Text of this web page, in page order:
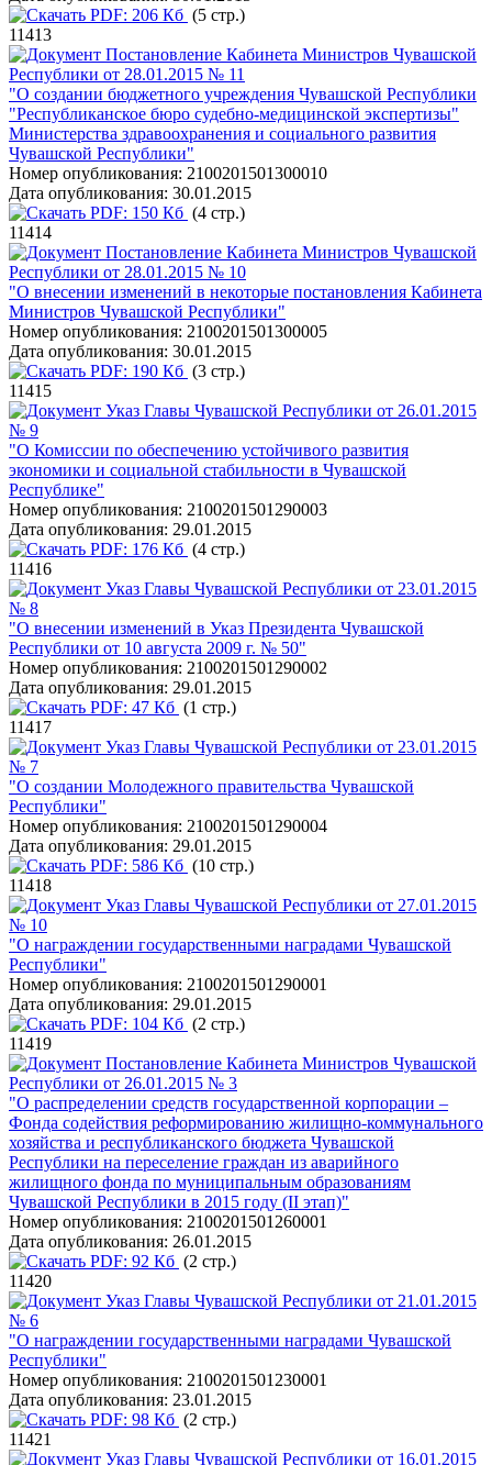
PDF: 206 Кб (5 стр.)
11413
Постановление Кабинета Министров Чувашской
Республики от 28.01.2015 № 11
"О создании бюджетного учреждения Чувашской Республики
"Республиканское бюро судебно-медицинской экспертизы"
Министерства здравоохранения и социального развития
Чувашской Республики"
Номер опубликования: 2100201501300010
Дата опубликования: 30.01.2015
PDF: 150 Кб (4 стр.)
11414
Постановление Кабинета Министров Чувашской
Республики от 28.01.2015 № 10
"О внесении изменений в некоторые постановления Кабинета
Министров Чувашской Республики"
Номер опубликования: 2100201501300005
Дата опубликования: 30.01.2015
PDF: 190 Кб (3 стр.)
11415
Указ Главы Чувашской Республики от 26.01.2015
№ 9
"О Комиссии по обеспечению устойчивого развития
экономики и социальной стабильности в Чувашской
Республике"
Номер опубликования: 2100201501290003
Дата опубликования: 29.01.2015
PDF: 176 Кб (4 стр.)
11416
Указ Главы Чувашской Республики от 23.01.2015
№ 8
"О внесении изменений в Указ Президента Чувашской
Республики от 10 августа 2009 г. № 50"
Номер опубликования: 2100201501290002
Дата опубликования: 29.01.2015
PDF: 47 Кб (1 стр.)
11417
Указ Главы Чувашской Республики от 23.01.2015
№ 7
"О создании Молодежного правительства Чувашской
Республики"
Номер опубликования: 2100201501290004
Дата опубликования: 29.01.2015
PDF: 586 Кб (10 стр.)
11418
Указ Главы Чувашской Республики от 27.01.2015
№ 10
"О награждении государственными наградами Чувашской
Республики"
Номер опубликования: 2100201501290001
Дата опубликования: 29.01.2015
PDF: 104 Кб (2 стр.)
11419
Постановление Кабинета Министров Чувашской
Республики от 26.01.2015 № 3
"О распределении средств государственной корпорации –
Фонда содействия реформированию жилищно-коммунального
хозяйства и республиканского бюджета Чувашской
Республики на переселение граждан из аварийного
жилищного фонда по муниципальным образованиям
Чувашской Республики в 2015 году (II этап)"
Номер опубликования: 2100201501260001
Дата опубликования: 26.01.2015
PDF: 92 Кб (2 стр.)
11420
Указ Главы Чувашской Республики от 21.01.2015
№ 6
"О награждении государственными наградами Чувашской
Республики"
Номер опубликования: 2100201501230001
Дата опубликования: 23.01.2015
PDF: 98 Кб (2 стр.)
11421
Указ Главы Чувашской Республики от 16.01.2015